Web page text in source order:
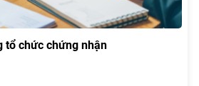
tổ chức chứng nhận